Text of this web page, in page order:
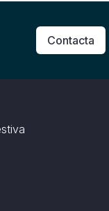
Contacta